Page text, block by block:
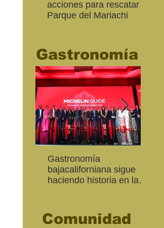
"Función Velorio" llegará
al Teatro Universitario
como cierre del Taller de
acciones para rescatar el
Parque del Mariachi
Comunidad
Gastronomía
bajacaliforniana sigue
haciendo historia en la
Gastronomía